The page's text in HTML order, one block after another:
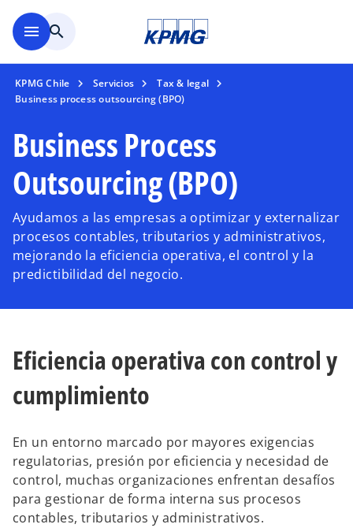
menu search
KPMG Chile Servicios
Tax & legal
Business process outsourcing (BPO)
Business Process
Outsourcing (BPO)
Ayudamos a las empresas a optimizar y externalizar
procesos contables, tributarios y administrativos,
mejorando la eficiencia operativa, el control y la
predictibilidad del negocio.
Eficiencia operativa con control y
cumplimiento
En un entorno marcado por mayores exigencias
regulatorias, presión por eficiencia y necesidad de
control, muchas organizaciones enfrentan desafíos
para gestionar de forma interna sus procesos
contables, tributarios y administrativos.